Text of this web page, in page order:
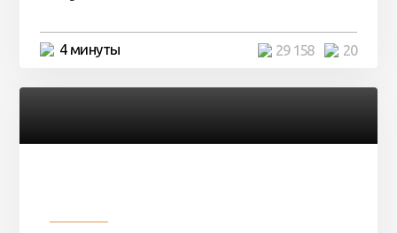
4 минуты 20
29 158